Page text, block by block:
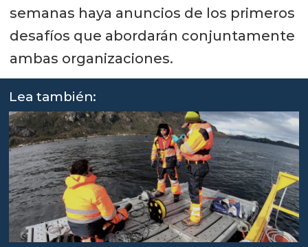
semanas haya anuncios de los primeros
desafíos que abordarán conjuntamente
ambas organizaciones.
Lea también: